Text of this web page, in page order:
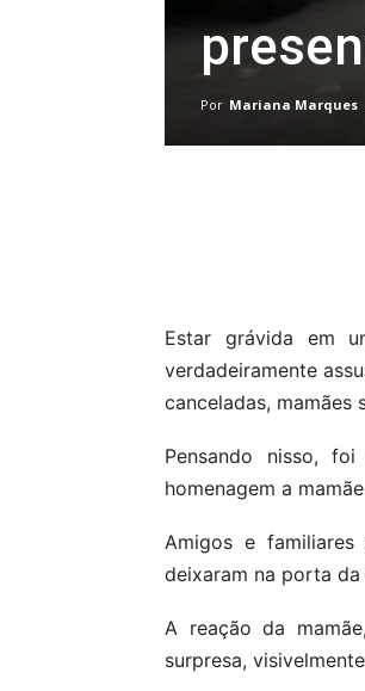
Por Mariana Marques
Estar grávida em
verdadeiramente
canceladas, mamães
Pensando nisso,
homenagem a
Amigos e familiares
deixaram na porta da
A reação da
surpresa,